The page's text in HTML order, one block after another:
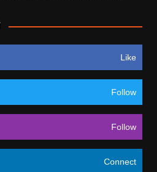
Like
Follow
Follow
Connect